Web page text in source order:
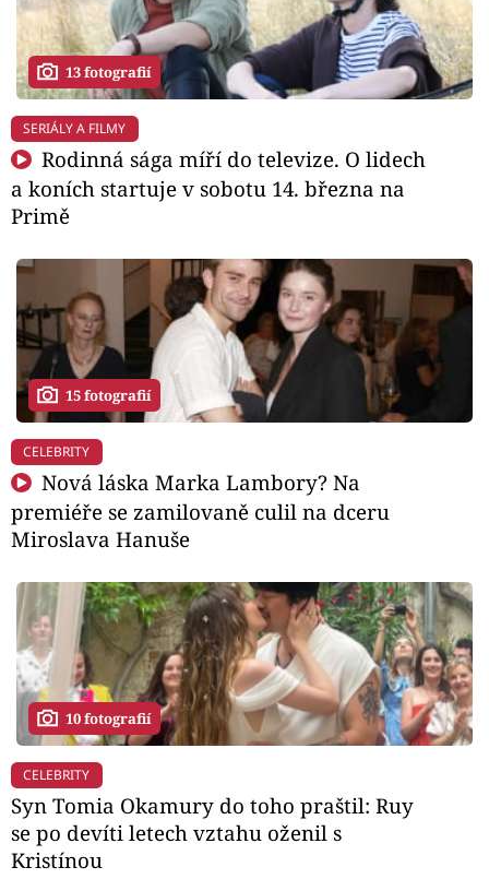
13 fotografií
SERIÁLY A FILMY
Rodinná sága míří do televize. O lidech
a koních startuje v sobotu 14. března na
Primě
15 fotografií
CELEBRITY
Nová láska Marka Lambory? Na
premiéře se zamilovaně culil na dceru
Miroslava Hanuše
10 fotografií
CELEBRITY
Syn Tomia Okamury do toho praštil: Ruy
se po devíti letech vztahu oženil s
Kristínou